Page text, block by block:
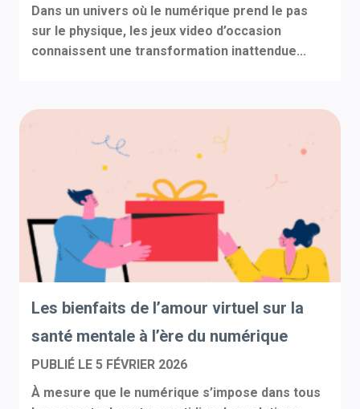
Dans un univers où le numérique prend le pas
sur le physique, les jeux video d’occasion
connaissent une transformation inattendue...
Les bienfaits de l’amour virtuel sur la
santé mentale à l’ère du numérique
PUBLIÉ LE 5 FÉVRIER 2026
À mesure que le numérique s’impose dans tous